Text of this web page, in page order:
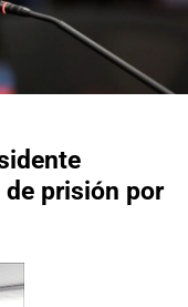
de prisión por